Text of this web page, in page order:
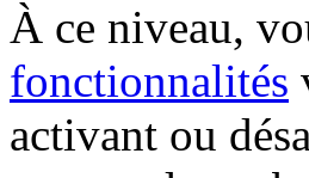
À ce niveau,
fonctionnalités
activant ou